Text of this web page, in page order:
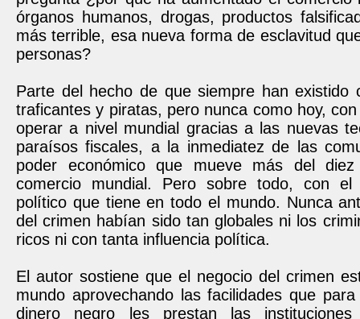
órganos humanos, drogas, productos
más terrible, esa nueva forma de esclavitud
personas?
Parte del hecho de que siempre han existido
traficantes y piratas, pero nunca como hoy,
operar a nivel mundial gracias a las nuevas
paraísos fiscales, a la inmediatez de las
poder económico que mueve más del
comercio mundial. Pero sobre todo, con el
político que tiene en todo el mundo. Nunca
del crimen habían sido tan globales ni los
ricos ni con tanta influencia política.
El autor sostiene que el negocio del crimen
mundo aprovechando las facilidades que
dinero negro les prestan las instituciones